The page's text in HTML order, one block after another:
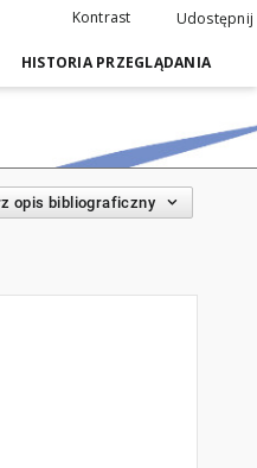
Kontrast Udostępnij
HISTORIA PRZEGLĄDANIA
opis bibliograficzny